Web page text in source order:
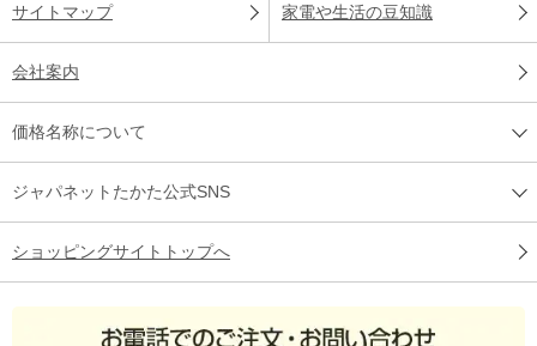
サイトマップ 家電や生活の豆知識
会社案内
価格名称について
ジャパネットたかた公式SNS
ショッピングサイトトップへ